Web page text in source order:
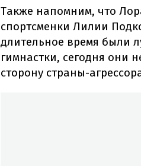
Также напомним, что
спортсменки Лилии
длительное время были
гимнастки, сегодня они
сторону страны-